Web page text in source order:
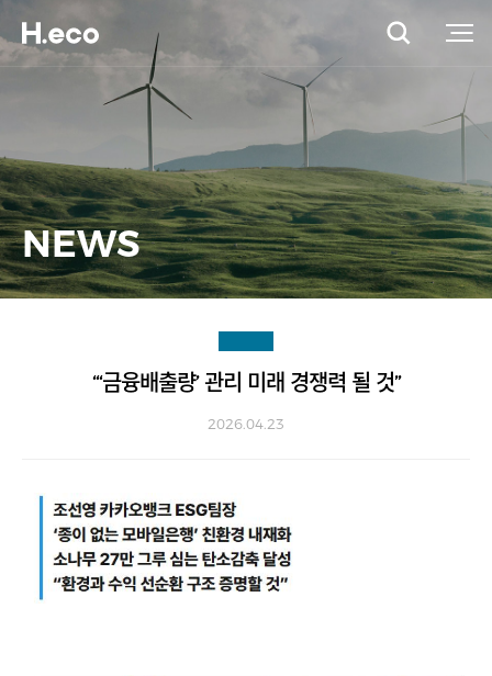
NEWS
“‘금융배출량’ 관리 미래 경쟁력 될 것”
2026.04.23